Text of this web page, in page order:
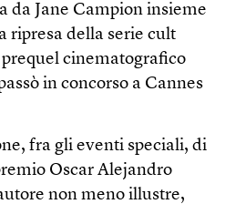
da Jane Campion insieme
ripresa della serie cult
cinematografico
in concorso a Cannes
fra gli eventi speciali, di
Oscar Alejandro
non meno illustre,